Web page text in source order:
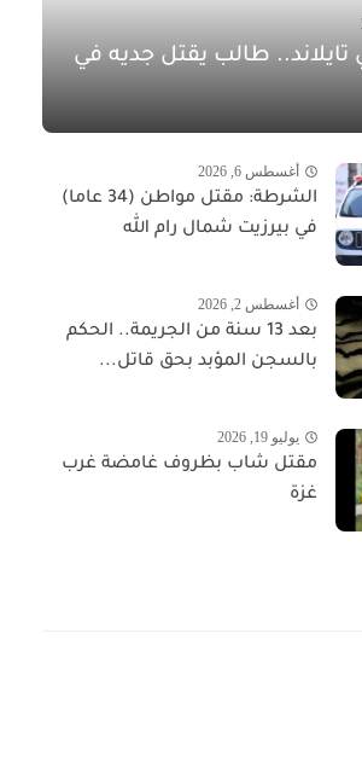
تايلاند.. طالب يقتل جديه في
أغسطس 6, 2026
الشرطة: مقتل مواطن (34 عاما)
في بيرزيت شمال رام الله
أغسطس 2, 2026
بعد 13 سنة من الجريمة.. الحكم
بالسجن المؤبد بحق قاتل...
يوليو 19, 2026
مقتل شاب بظروف غامضة غرب
غزة